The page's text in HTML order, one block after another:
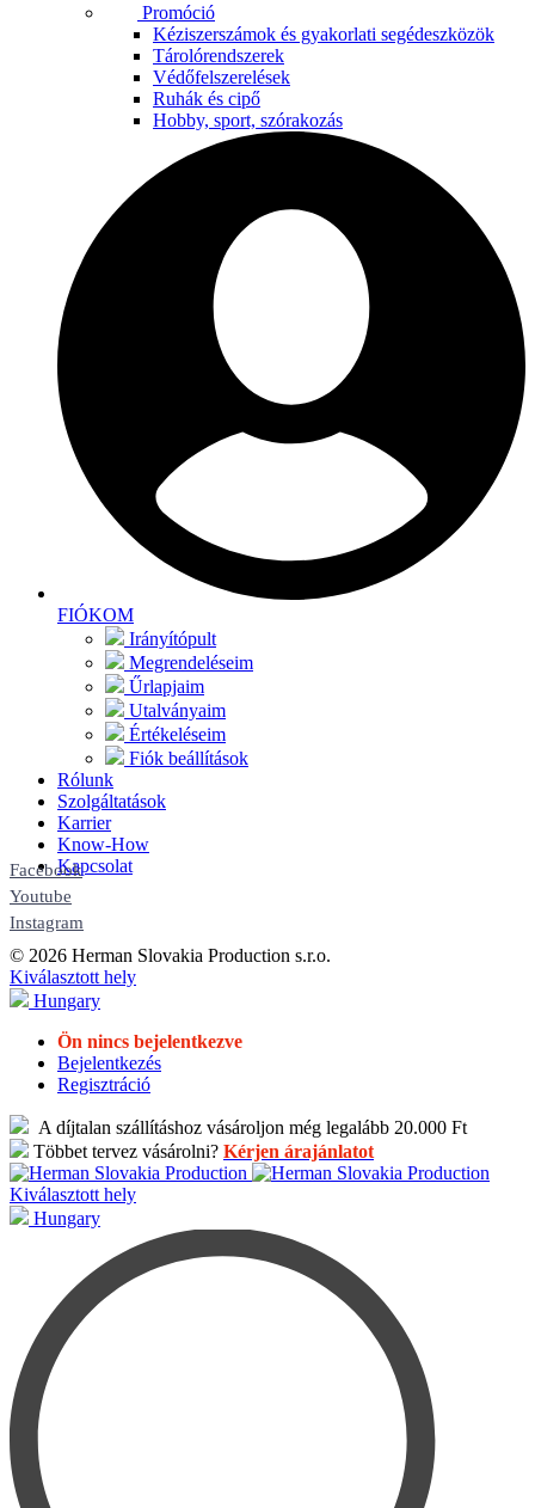
Promóció
Kéziszerszámok és gyakorlati segédeszközök
Tárolórendszerek
Védőfelszerelések
Ruhák és cipő
Hobby, sport, szórakozás
FIÓKOM
Irányítópult
Megrendeléseim
Űrlapjaim
Utalványaim
Értékeléseim
Fiók beállítások
Rólunk
Szolgáltatások
Karrier
Know-How
Kapcsolat
Facebook
Youtube
Instagram
© 2026 Herman Slovakia Production s.r.o.
Kiválasztott hely
Hungary
Ön nincs bejelentkezve
Bejelentkezés
Regisztráció
A díjtalan szállításhoz vásároljon még legalább 20.000 Ft
Többet tervez vásárolni? Kérjen árajánlatot
Kiválasztott hely
Hungary